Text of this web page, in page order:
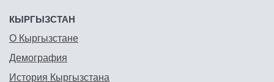
КЫРГЫЗСТАН
О Кыргызстане
Демография
История Кыргызстана